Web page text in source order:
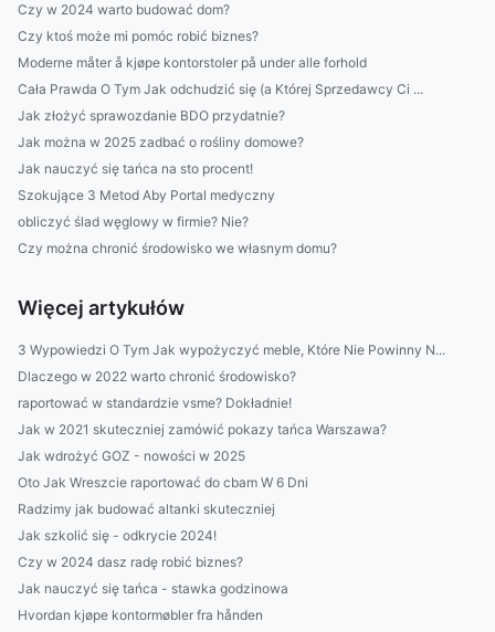
Czy w 2024 warto budować dom?
Czy ktoś może mi pomóc robić biznes?
Moderne måter å kjøpe kontorstoler på under alle forhold
Cała Prawda O Tym Jak odchudzić się (a Której Sprzedawcy Ci ...
Jak złożyć sprawozdanie BDO przydatnie?
Jak można w 2025 zadbać o rośliny domowe?
Jak nauczyć się tańca na sto procent!
Szokujące 3 Metod Aby Portal medyczny
obliczyć ślad węglowy w firmie? Nie?
Czy można chronić środowisko we własnym domu?
Więcej artykułów
3 Wypowiedzi O Tym Jak wypożyczyć meble, Które Nie Powinny N...
Dlaczego w 2022 warto chronić środowisko?
raportować w standardzie vsme? Dokładnie!
Jak w 2021 skuteczniej zamówić pokazy tańca Warszawa?
Jak wdrożyć GOZ - nowości w 2025
Oto Jak Wreszcie raportować do cbam W 6 Dni
Radzimy jak budować altanki skuteczniej
Jak szkolić się - odkrycie 2024!
Czy w 2024 dasz radę robić biznes?
Jak nauczyć się tańca - stawka godzinowa
Hvordan kjøpe kontormøbler fra hånden